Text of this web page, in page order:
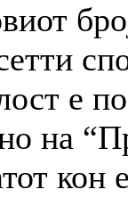
е
на
кон